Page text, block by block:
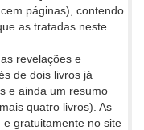
páginas), contendo
as tratadas neste
revelações e
de dois livros já
e ainda um resumo
quatro livros). As
e gratuitamente no site